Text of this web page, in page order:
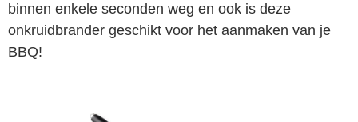
binnen enkele seconden weg en ook is deze
onkruidbrander geschikt voor het aanmaken van je
BBQ!